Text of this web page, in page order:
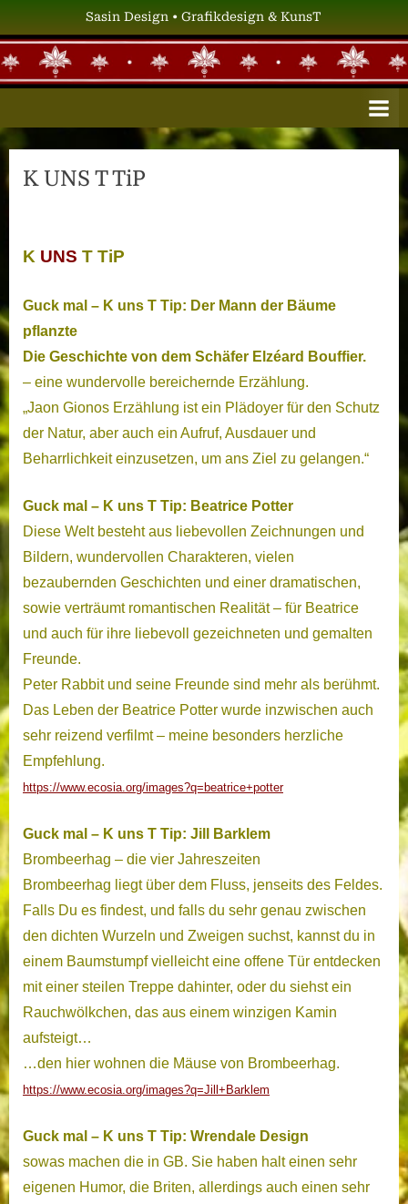
to
content
Sasin Design • Grafikdesign & KunsT
S
S
I
N
Grafikdesign
&
K UNS T TiP
K UNS T TiP
Guck mal – K uns T Tip: Der Mann der Bäume
pflanzte
Die Geschichte von dem Schäfer Elzéard Bouffier.
– eine wundervolle bereichernde Erzählung.
„Jaon Gionos Erzählung ist ein Plädoyer für den Schutz
der Natur, aber auch ein Aufruf, Ausdauer und
Beharrlichkeit einzusetzen, um ans Ziel zu gelangen.“
Guck mal – K uns T Tip: Beatrice Potter
Diese Welt besteht aus liebevollen Zeichnungen und
Bildern, wundervollen Charakteren, vielen
bezaubernden Geschichten und einer dramatischen,
sowie verträumt romantischen Realität – für Beatrice
und auch für ihre liebevoll gezeichneten und gemalten
Freunde.
Peter Rabbit und seine Freunde sind mehr als berühmt.
Das Leben der Beatrice Potter wurde inzwischen auch
sehr reizend verfilmt – meine besonders herzliche
Empfehlung.
https://www.ecosia.org/images?q=beatrice+potter
Guck mal – K uns T Tip: Jill Barklem
Brombeerhag – die vier Jahreszeiten
Brombeerhag liegt über dem Fluss, jenseits des Feldes.
Falls Du es findest, und falls du sehr genau zwischen
den dichten Wurzeln und Zweigen suchst, kannst du in
einem Baumstumpf vielleicht eine offene Tür entdecken
mit einer steilen Treppe dahinter, oder du siehst ein
Rauchwölkchen, das aus einem winzigen Kamin
aufsteigt…
…den hier wohnen die Mäuse von Brombeerhag.
https://www.ecosia.org/images?q=Jill+Barklem
Guck mal – K uns T Tip: Wrendale Design
sowas machen die in GB. Sie haben halt einen sehr
eigenen Humor, die Briten, allerdings auch einen sehr